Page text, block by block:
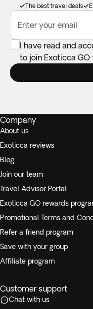
The best travel deals
Enter your email
I have read and
to join Exoticca GO
Company
About us
Exoticca reviews
Blog
Join our team
Travel Advisor Portal
Exoticca GO rewards
Promotional Terms and
Refer a friend program
Save with your group
Affiliate program
Customer support
Chat with us